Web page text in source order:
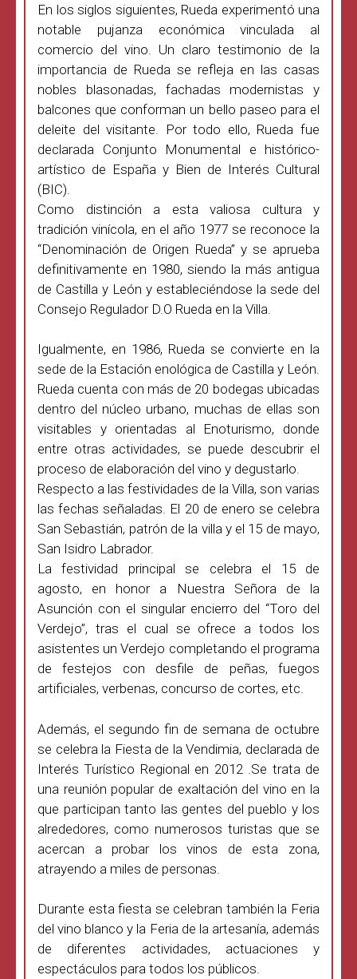
En los siglos siguientes, Rueda experimentó una
notable pujanza económica vinculada al
comercio del vino. Un claro testimonio de la
importancia de Rueda se refleja en las casas
nobles blasonadas, fachadas modernistas y
balcones que conforman un bello paseo para el
deleite del visitante. Por todo ello, Rueda fue
declarada Conjunto Monumental e histórico-
artístico de España y Bien de Interés Cultural
(BIC).
Como distinción a esta valiosa cultura y
tradición vinícola, en el año 1977 se reconoce la
“Denominación de Origen Rueda” y se aprueba
definitivamente en 1980, siendo la más antigua
de Castilla y León y estableciéndose la sede del
Consejo Regulador D.O Rueda en la Villa.
Igualmente, en 1986, Rueda se convierte en la
sede de la Estación enológica de Castilla y León.
Rueda cuenta con más de 20 bodegas ubicadas
dentro del núcleo urbano, muchas de ellas son
visitables y orientadas al Enoturismo, donde
entre otras actividades, se puede descubrir el
proceso de elaboración del vino y degustarlo.
Respecto a las festividades de la Villa, son varias
las fechas señaladas. El 20 de enero se celebra
San Sebastián, patrón de la villa y el 15 de mayo,
San Isidro Labrador.
La festividad principal se celebra el 15 de
agosto, en honor a Nuestra Señora de la
Asunción con el singular encierro del “Toro del
Verdejo”, tras el cual se ofrece a todos los
asistentes un Verdejo completando el programa
de festejos con desfile de peñas, fuegos
artificiales, verbenas, concurso de cortes, etc.
Además, el segundo fin de semana de octubre
se celebra la Fiesta de la Vendimia, declarada de
Interés Turístico Regional en 2012 .Se trata de
una reunión popular de exaltación del vino en la
que participan tanto las gentes del pueblo y los
alrededores, como numerosos turistas que se
acercan a probar los vinos de esta zona,
atrayendo a miles de personas.
Durante esta fiesta se celebran también la Feria
del vino blanco y la Feria de la artesanía, además
de diferentes actividades, actuaciones y
espectáculos para todos los públicos.